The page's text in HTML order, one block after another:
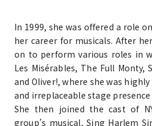
In 1999, she was offered a role
her career for musicals. After
on to perform various roles in
Les Misérables, The Full Monty,
and Oliver!, where she was
and irreplaceable stage
She then joined the cast of
group’s musical, Sing Harlem